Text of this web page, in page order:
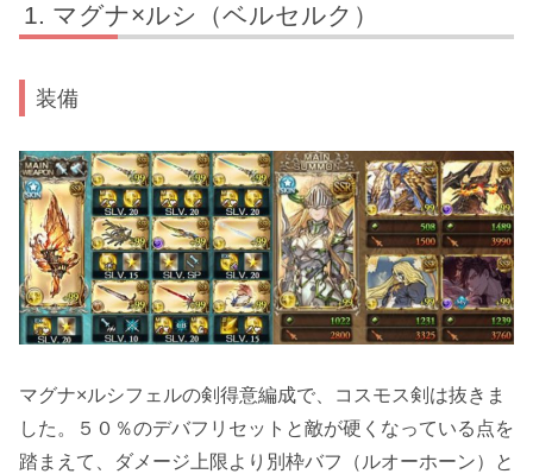
マグナ×ルシ（ベルセルク）
装備
マグナ×ルシフェルの剣得意編成で、コスモス剣は抜きま
した。５０％のデバフリセットと敵が硬くなっている点を
踏まえて、ダメージ上限より 別枠バフ（ルオーホーン）
と